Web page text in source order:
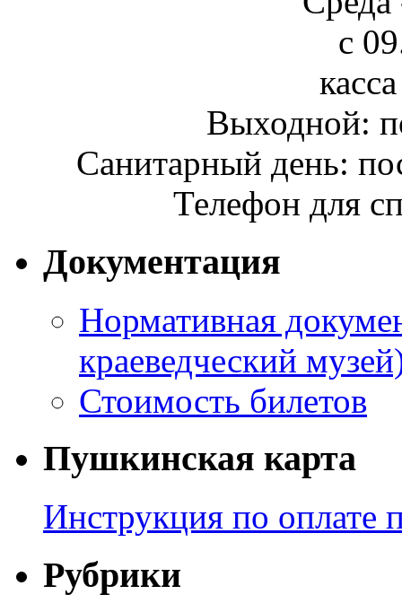
с
Выходной:
Санитарный день:
Телефон для
Документация
Нормативная
краеведческий
Стоимость билетов
Пушкинская карта
Инструкция по оплате
Рубрики